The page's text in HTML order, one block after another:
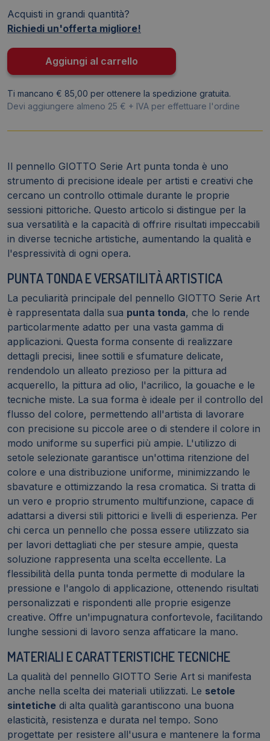
Serie
-
N°
-
-
Acquisti in grandi quantità?
Richiedi un'offerta migliore!
Aggiungi al carrello
Ti mancano € 85,00 per ottenere la spedizione gratuita.
Devi aggiungere almeno 25 € + IVA per effettuare l'ordine
Il pennello GIOTTO Serie Art punta tonda è uno
strumento di precisione ideale per artisti e creativi che
cercano un controllo ottimale durante le proprie
sessioni pittoriche. Questo articolo si distingue per la
sua versatilità e la capacità di offrire risultati impeccabili
in diverse tecniche artistiche, aumentando la qualità e
l'espressività di ogni opera.
PUNTA TONDA E VERSATILITÀ ARTISTICA
La peculiarità principale del pennello GIOTTO Serie Art
è rappresentata dalla sua punta tonda, che lo rende
particolarmente adatto per una vasta gamma di
applicazioni. Questa forma consente di realizzare
dettagli precisi, linee sottili e sfumature delicate,
rendendolo un alleato prezioso per la pittura ad
acquerello, la pittura ad olio, l'acrilico, la gouache e le
tecniche miste. La sua forma è ideale per il controllo del
flusso del colore, permettendo all'artista di lavorare
con precisione su piccole aree o di stendere il colore in
modo uniforme su superfici più ampie. L'utilizzo di
setole selezionate garantisce un'ottima ritenzione del
colore e una distribuzione uniforme, minimizzando le
sbavature e ottimizzando la resa cromatica. Si tratta di
un vero e proprio strumento multifunzione, capace di
adattarsi a diversi stili pittorici e livelli di esperienza. Per
chi cerca un pennello che possa essere utilizzato sia
per lavori dettagliati che per stesure ampie, questa
soluzione rappresenta una scelta eccellente. La
flessibilità della punta tonda permette di modulare la
pressione e l'angolo di applicazione, ottenendo risultati
personalizzati e rispondenti alle proprie esigenze
creative. Offre un'impugnatura confortevole, facilitando
lunghe sessioni di lavoro senza affaticare la mano.
MATERIALI E CARATTERISTICHE TECNICHE
La qualità del pennello GIOTTO Serie Art si manifesta
anche nella scelta dei materiali utilizzati. Le setole
sintetiche di alta qualità garantiscono una buona
elasticità, resistenza e durata nel tempo. Sono
progettate per resistere all'usura e mantenere la forma